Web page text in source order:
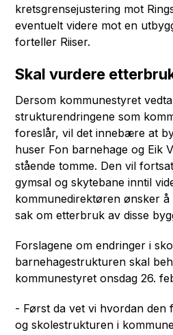
kretsgrensejustering mot
eventuelt videre mot en
forteller Riiser.
Skal vurdere
Dersom kommunestyret
strukturendringene som
foreslår, vil det innebære at
huser Fon barnehage og Eik
stående tomme. Den vil
gymsal og skytebane inntil
kommunedirektøren ønsker
sak om etterbruk av disse
Forslagene om endringer i
barnehagestrukturen skal
kommunestyret onsdag 26.
- Først da vet vi hvordan den
og skolestrukturen i